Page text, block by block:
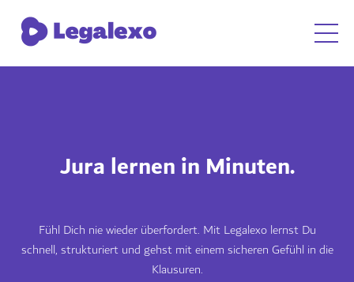
Jura lernen in Minuten.
Fühl Dich nie wieder überfordert. Mit Legalexo lernst Du
schnell, strukturiert und gehst mit einem sicheren Gefühl in die
Klausuren.